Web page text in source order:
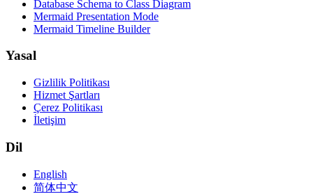
Database Schema to Class Diagram
Mermaid Presentation Mode
Mermaid Timeline Builder
Yasal
Gizlilik Politikası
Hizmet Şartları
Çerez Politikası
İletişim
Dil
English
简体中文